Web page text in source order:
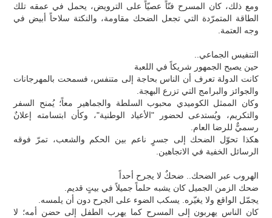
ومع ذلك، كان المسرح فنّاً عصيّاً على الترويض، يحمل في عمقه تلك
الطاقة المتمرّدة التي تجعل الضحك مقاومة، والنكتة سلاحاً أبيض في
وجه العتمة.
التنفيس الجماعي..
حين يصبح الجمهور شريكاً في اللعبة
كانت الدولة تعرف أن الناس بحاجة إلى متنفس، فسمحت بالمهرجانات
والجوائز والبرامج التي تزرع البهجة.
وكان الممثل الكوميدي محبوب السلطة والجماهير معاً؛ يُمنح السفر
والتكريم، ويُستدعى لحضور "الأعياد الوطنية"، وكأن ابتسامته إعلانٌ
رسميٌّ للرضا العام.
هكذا تحوّل الضحك إلى جسرٍ ناعم بين الحكم والشعب، تمرّ فوقه
الرسائل الخفية في الاتجاهين.
الهروب عبر الضحك.. ضحكٌ لا يجرح أحداً
ضحك الزمن الجميل كان يشبه حلماً جميلاً في بيتٍ قديم.
يجمّل الواقع ولا يغيّره. يسكب الضوء على الجرح دون أن يلمسه.
كان الناس يهربون إلى المسرح كما يهرب الطفل إلى حضن أمه؛ لا